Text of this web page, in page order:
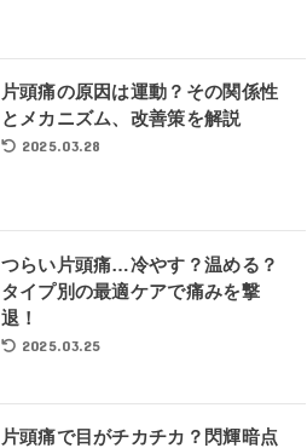
片頭痛の原因は運動？その関係性
とメカニズム、改善策を解説
2025.03.28
つらい片頭痛…冷やす？温める？
タイプ別の最適ケアで痛みを撃
退！
2025.03.25
片頭痛で目がチカチカ？閃輝暗点